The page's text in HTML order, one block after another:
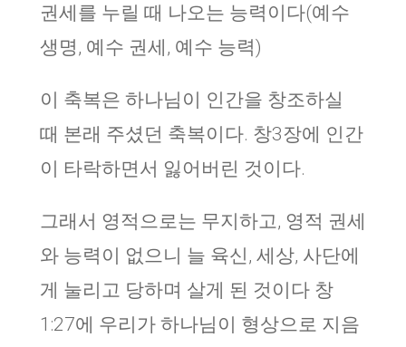
권세를 누릴 때 나오는 능력이다(예수
생명, 예수 권세, 예수 능력)
이 축복은 하나님이 인간을 창조하실
때 본래 주셨던 축복이다. 창3장에 인간
이 타락하면서 잃어버린 것이다.
그래서 영적으로는 무지하고, 영적 권세
와 능력이 없으니 늘 육신, 세상, 사단에
게 눌리고 당하며 살게 된 것이다 창
1:27에 우리가 하나님이 형상으로 지음